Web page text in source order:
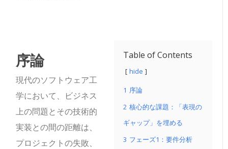
Table of Contents
hide
1 序論
2 核心的な課題：「表現の
ギャップ」を埋める
3 フェーズ1：要件分析
序論
現代のソフトウェア工
学において、ビジネス
上の問題とその技術的
実装との間の距離は、
プロジェクトの失敗、